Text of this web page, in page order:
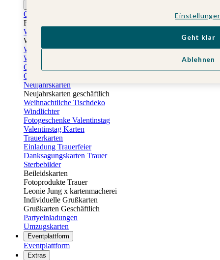
Osterkarten
Fotogeschenke zu Ostern
Weihnachtskarten
Weihnachtskarten selbst gestalten
Weihnachtskarten geschäftlich
Weihnachtsfeier Einladungen
Geschenkaufkleber Weihnachten
Geschenkanhänger Weihnachten
Neujahrskarten
Neujahrskarten geschäftlich
Weihnachtliche Tischdeko
Windlichter
Fotogeschenke Valentinstag
Valentinstag Karten
Trauerkarten
Einladung Trauerfeier
Danksagungskarten Trauer
Sterbebilder
Beileidskarten
Fotoprodukte Trauer
Leonie Jung x kartenmacherei
Individuelle Grußkarten
Grußkarten Geschäftlich
Partyeinladungen
Umzugskarten
Eventplattform
Eventplattform
Extras
Ablehnen
Geht klar